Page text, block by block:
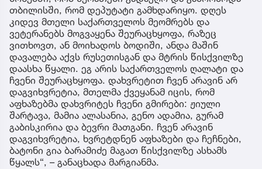
თბილისში, რომ დეპუტატი გამხდარიყო. დღეს
კიდევ მთელი საქართველოს მეომრებს და
ვეტერანებს მოგვაყენა შეურაცხყოფა, რაზეც
ვითხოვთ, ან მოიხადოს ბოდიში, ანდა მაშინ
დავალება აქვს რუსეთისგან და მტრის წისქვილზე
დაასხა წყალი. ეგ არის საქართველოს ღალატი და
ჩვენი შეურაცხყოფა. დახვრეტით ჩვენ არავინ არ
დაგვიხვრეტია, მთელმა ქვეყანამ იცის, რომ
აფხაზებმა დახვრიტეს ჩვენი გმირები: ჟიული
შარტავა, მამია ალასანია, გენო ადამია, გურამ
გაბისკირია და ბევრი მათგანი. ჩვენ არავინ
დაგვიხვრეტია, ხვრეტდნენ აფხაზები და ჩეჩნები,
ბატონი გია ბარამიძე მაგათ წისქვილზე ასხამს
წყალს“, – განაცხადა მარგიანმა.